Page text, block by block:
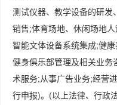
测试仪器、教学设备的研发
销售;体育场地、休闲场地
智能文体设备系统集成;健
健身俱乐部管理及相关业务
术服务;从事广告业务;经营
行申报)。(以上法律、行政